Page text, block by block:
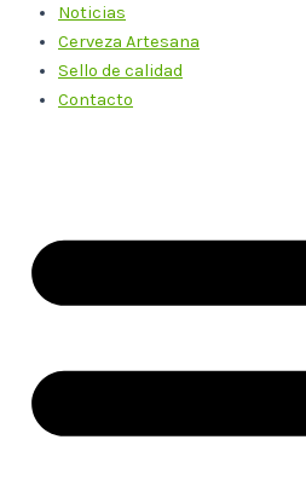
Noticias
Cerveza Artesana
Sello de calidad
Contacto